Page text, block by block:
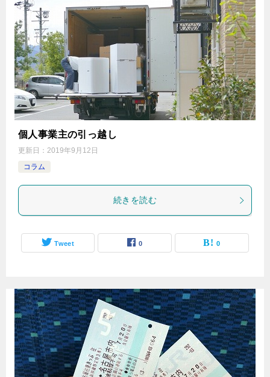
個人事業主の引っ越し
更新日： 2019年9月12日
コラム
続きを読む
Tweet 0 0